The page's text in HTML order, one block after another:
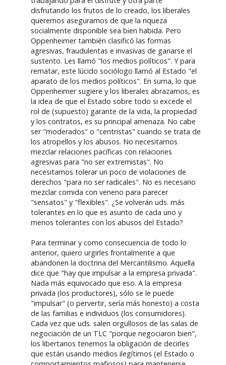
disfrutando los frutos de lo creado, los liberales
queremos asegurarnos de que la riqueza
socialmente disponible sea bien habida. Pero
Oppenheimer también clasificó las formas
agresivas, fraudulentas e invasivas de ganarse el
sustento. Les llamó "los medios políticos". Y para
rematar, este lúcido sociólogo llamó al Estado "el
aparato de los medios políticos". En suma, lo que
Oppenheimer sugiere y los liberales abrazamos, es
la idea de que el Estado sobre todo si excede el
rol de (supuesto) garante de la vida, la propiedad
y los contratos, es su principal amenaza. No cabe
ser "moderados" o "centristas" cuando se trata de
los atropellos y los abusos. No necesitamos
mezclar relaciones pacíficas con relaciones
agresivas para "no ser extremistas". No
necesitamos tolerar un poco de violaciones de
derechos "para no ser radicales". No es necesario
mezclar comida con veneno para parecer
"sensatos" y "flexibles". ¿Se volverán uds. más
tolerantes en lo que es asunto de cada uno y
menos tolerantes con los abusos del Estado?
Para terminar y como consecuencia de todo lo
anterior, quiero urgirles frontalmente a que
abandonen la doctrina del Mercantilismo. Aquella
dice que "hay que impulsar a la empresa privada".
Nada más equivocado que eso. A la empresa
privada (los productores), sólo se le puede
"impulsar" (o pervertir, sería más honesto) a costa
de las familias e individuos (los consumidores).
Cada vez que uds. salen orgullosos de las salas de
negociación de un TLC "porque negociaron bien",
los libertarios tenemos la obligación de decirles
que están usando medios ilegítimos (el Estado o